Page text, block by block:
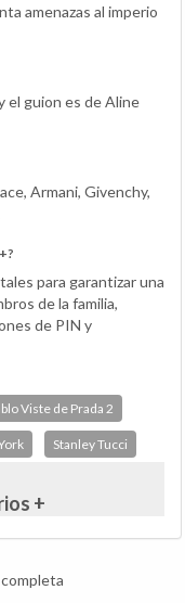
amenazas al imperio
el guion es de Aline
Armani, Givenchy,
para garantizar una
de la familia,
de PIN y
Viste de Prada 2
Stanley Tucci
+